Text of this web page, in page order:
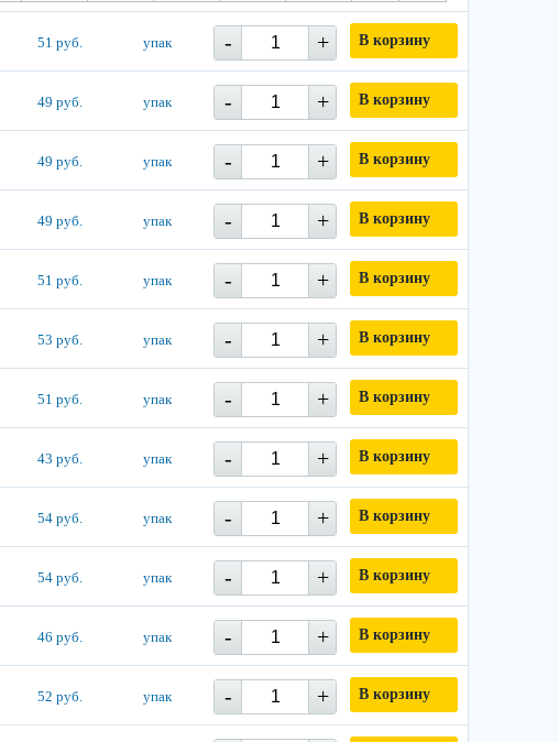
51 руб. упак - + В корзину
49 руб. упак - + В корзину
49 руб. упак - + В корзину
49 руб. упак - + В корзину
51 руб. упак - + В корзину
53 руб. упак - + В корзину
51 руб. упак - + В корзину
43 руб. упак - + В корзину
54 руб. упак - + В корзину
54 руб. упак - + В корзину
46 руб. упак - + В корзину
52 руб. упак - + В корзину